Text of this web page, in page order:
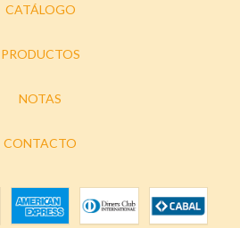
CATÁLOGO
PRODUCTOS
NOTAS
CONTACTO